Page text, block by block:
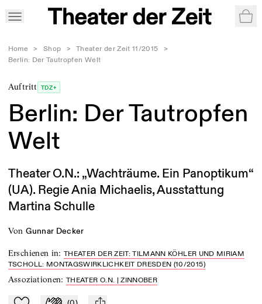
Home > Shop > Theater der Zeit 11/2015
>
Berlin: Der Tautropfen Welt
Auftritt TDZ+
Berlin: Der Tautropfen
Welt
Theater O.N.: „Wachträume. Ein Panoptikum“
(UA). Regie Ania Michaelis, Ausstattung
Martina Schulle
von Gunnar Decker
Erschienen in:THEATER DER ZEIT: TILMANN KÖHLER UND MIRIAM
TSCHOLL: MONTAGSWIRKLICHKEIT DRESDEN (10/2015)
Assoziationen:THEATER O.N. | ZINNOBER